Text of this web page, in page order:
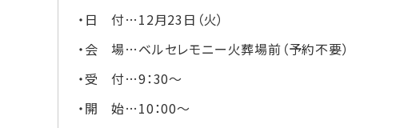
・日 付…12月23日（火）
・会 場…ベルセレモニー火葬場前（予約不要）
・受 付…9：30～
・開 始…10：00～